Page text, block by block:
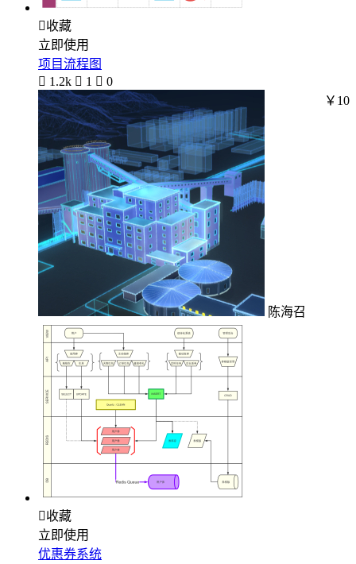
收藏
立即使用
项目流程图
 1.2k  1  0
陈海召
￥10
收藏
立即使用
优惠券系统